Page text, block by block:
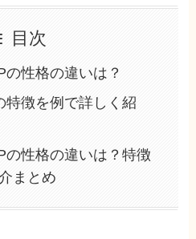
目次
の性格の違いは？
特徴を例で詳しく紹
の性格の違いは？特徴
まとめ